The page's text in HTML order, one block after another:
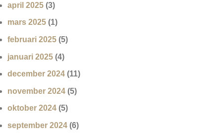
april 2025 (3)
mars 2025 (1)
februari 2025 (5)
januari 2025 (4)
december 2024 (11)
november 2024 (5)
oktober 2024 (5)
september 2024 (6)